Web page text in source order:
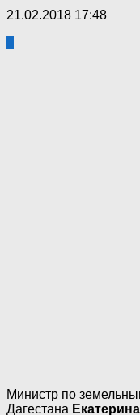
21.02.2018 17:48
Министр по
Дагестана